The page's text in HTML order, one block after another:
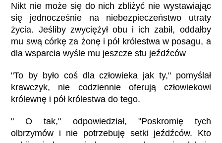
Nikt nie może się do nich zbliżyć nie wystawiając
się jednocześnie na niebezpieczeństwo utraty
życia. Jeśliby zwyciężył obu i ich zabił, oddałby
mu swą córkę za żonę i pół królestwa w posagu, a
dla wsparcia wyśle mu jeszcze stu jeźdźców
"To by było coś dla człowieka jak ty," pomyślał
krawczyk, nie codziennie oferują człowiekowi
królewnę i pół królestwa do tego.
" O tak," odpowiedział, "Poskromię tych
olbrzymów i nie potrzebuję setki jeźdźców. Kto